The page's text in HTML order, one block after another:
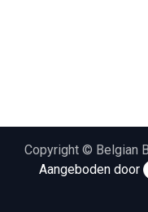
Copyright © Belgian
Aangeboden door